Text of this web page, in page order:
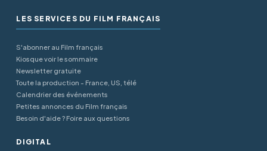
LES SERVICES DU FILM FRANÇAIS
S'abonner au Film français
Kiosque voir le sommaire
Newsletter gratuite
Toute la production - France, US, télé
Calendrier des événements
Petites annonces du Film français
Besoin d'aide ? Foire aux questions
DIGITAL